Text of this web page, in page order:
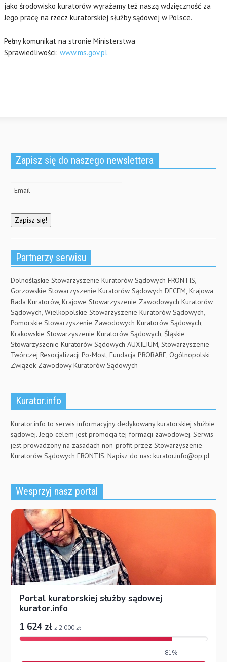
jako środowisko kuratorów wyrażamy też naszą wdzięczność za
Jego pracę na rzecz kuratorskiej służby sądowej w Polsce.
Pełny komunikat na stronie Ministerstwa
Sprawiedliwości: www.ms.gov.pl
Zapisz się do naszego newslettera
Partnerzy serwisu
Dolnośląskie Stowarzyszenie Kuratorów Sądowych FRONTIS,
Gorzowskie Stowarzyszenie Kuratorów Sądowych DECEM, Krajowa
Rada Kuratorów, Krajowe Stowarzyszenie Zawodowych Kuratorów
Sądowych, Wielkopolskie Stowarzyszenie Kuratorów Sądowych,
Pomorskie Stowarzyszenie Zawodowych Kuratorów Sądowych,
Krakowskie Stowarzyszenie Kuratorów Sądowych, Śląskie
Stowarzyszenie Kuratorów Sądowych AUXILIUM, Stowarzyszenie
Twórczej Resocjalizacji Po-Most, Fundacja PROBARE, Ogólnopolski
Związek Zawodowy Kuratorów Sądowych
Kurator.info
Kurator.info to serwis informacyjny dedykowany kuratorskiej służbie
sądowej. Jego celem jest promocja tej formacji zawodowej. Serwis
jest prowadzony na zasadach non-profit przez Stowarzyszenie
Kuratorów Sądowych FRONTIS. Napisz do nas: kurator.info@op.pl
Wesprzyj nasz portal